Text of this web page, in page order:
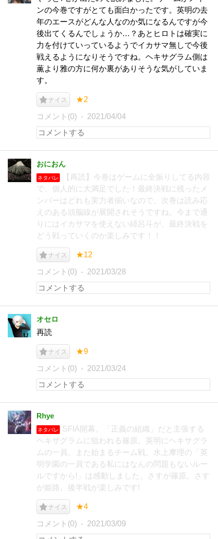
ンの今巻ですがとても面白かったです。英明の去
年のエースがどんな人なのか気になるんですが今
後出てくるんでしょうか…？あとヒロトは確実に
力を付けていっているようでイカサマ無しで今後
戦えるようになりそうですね。ヘキサグラム側は
薫より雅の方に何か裏がありそうな気がしていま
す。
ナイス ★2
コメント(0) 2021/04/04
おにおん
ネタバレ
【再読】今巻はゲームに全振りしてる内容
で、個人的に大満足でした！最終決戦に残ったメ
ンバーはどれも実力者揃いなので、次巻は読み応
えのある頭脳線が展開されそうですね。今まで通
りにはイカサマを使えない緋呂斗が、最終決戦を
どう戦っていくのか楽しみです！！
ナイス ★12
コメント(0) 2021/03/28
オセロ
再読
ナイス ★9
コメント(0) 2021/03/24
Rhye
ネタバレ
SFIA開幕。「正義の組織」だと主張する
ヘキサグラムに狙われる篠原。英明にヘキサグラ
ムの一員。また始まるチーム戦。水上摩理の「英
明学園の一員である私にはなんの問題もないルー
ルですから!」は感動しました。さすが篠原。さす
が姫路。後半戦が楽しみです!
ナイス ★4
コメント(0) 2021/03/09